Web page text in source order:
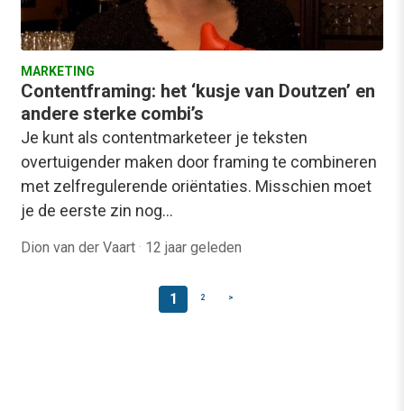
MARKETING
Contentframing: het ‘kusje van Doutzen’ en
andere sterke combi’s
Je kunt als contentmarketeer je teksten
overtuigender maken door framing te combineren
met zelfregulerende oriëntaties. Misschien moet
je de eerste zin nog…
Dion van der Vaart · 12 jaar geleden
1 2 >